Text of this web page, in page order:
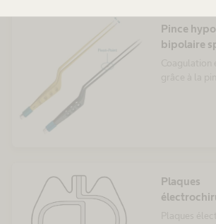
Pince
bipolaire
Plaques